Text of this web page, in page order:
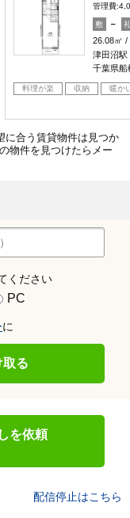
管理費
敷 －
26.08㎡
津田沼駅
千葉県船
料理が楽 収納 暖か
に合う賃貸物件は見つか
物件を見つけたらメー
ください
PC
に
取る
を依頼
配信停止はこちら